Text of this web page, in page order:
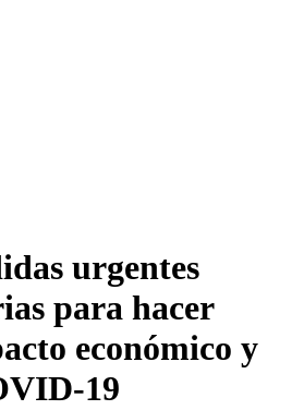
urgentes
para hacer
económico y
19